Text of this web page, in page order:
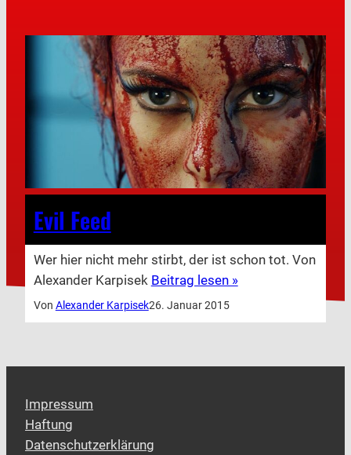
Evil Feed
Wer hier nicht mehr stirbt, der ist schon tot. Von
Alexander Karpisek Beitrag lesen »
Von Alexander Karpisek26. Januar 2015
Impressum
Haftung
Datenschutzerklärung